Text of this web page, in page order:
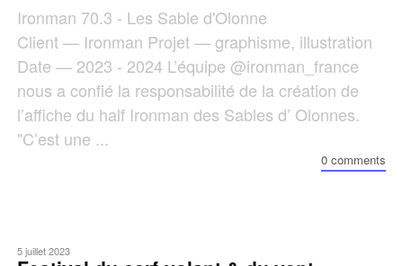
Ironman 70.3 - Les Sable d'Olonne
Client — Ironman Projet — graphisme, illustration
Date — 2023 - 2024 L’équipe @ironman_france
nous a confié la responsabilité de la création de
l’affiche du half Ironman des Sables d’ Olonnes.
"C’est une ...
0 comments
5 juillet 2023